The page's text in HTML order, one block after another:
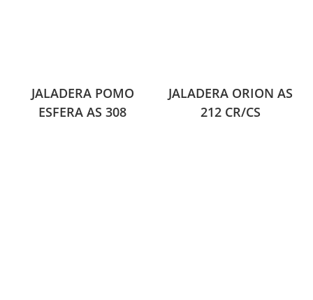
JALADERA POMO
ESFERA AS 308
JALADERA ORION AS
212 CR/CS